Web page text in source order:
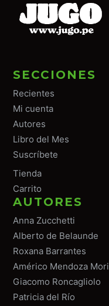
SECCIONES
Recientes
Mi cuenta
Autores
Libro del Mes
Suscríbete
Tienda
Carrito
AUTORES
Anna Zucchetti
Alberto de Belaunde
Roxana Barrantes
Américo Mendoza Mori
Giacomo Roncagliolo
Patricia del Río